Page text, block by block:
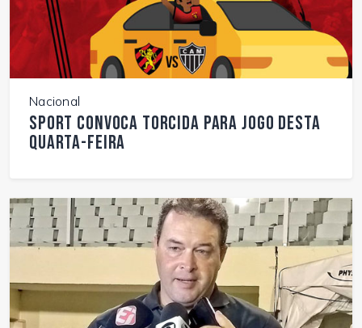
Nacional
Sport convoca torcida para jogo desta
quarta-feira